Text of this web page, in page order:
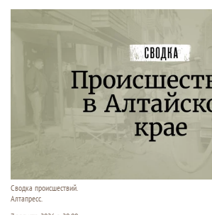
Сводка происшествий.
Алтапресс.